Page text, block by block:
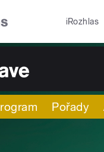
iRozhlas
Pořady